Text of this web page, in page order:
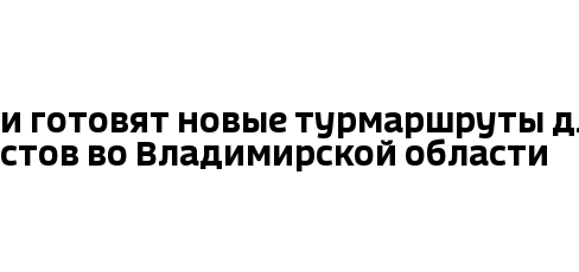
готовят новые турмаршруты
во Владимирской области